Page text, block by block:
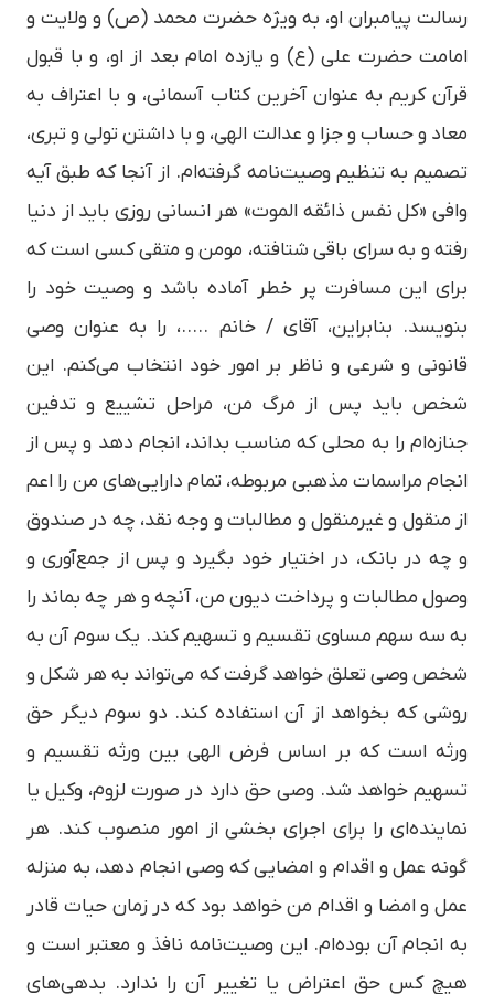
رسالت پیامبران او، به ویژه حضرت محمد (ص) و ولایت و
امامت حضرت علی (ع) و یازده امام بعد از او، و با قبول
قرآن کریم به عنوان آخرین کتاب آسمانی، و با اعتراف به
معاد و حساب و جزا و عدالت الهی، و با داشتن تولی و تبری،
تصمیم به تنظیم وصیت‌نامه گرفته‌ام. از آنجا که طبق آیه
وافی «کل نفس ذائقه الموت» هر انسانی روزی باید از دنیا
رفته و به سرای باقی شتافته، مومن و متقی کسی است که
برای این مسافرت پر خطر آماده باشد و وصیت خود را
بنویسد. بنابراین، آقای / خانم …..، را به عنوان وصی
قانونی و شرعی و ناظر بر امور خود انتخاب می‌کنم. این
شخص باید پس از مرگ من، مراحل تشییع و تدفین
جنازه‌ام را به محلی که مناسب بداند، انجام دهد و پس از
انجام مراسمات مذهبی مربوطه، تمام دارایی‌های من را اعم
از منقول و غیرمنقول و مطالبات و وجه نقد، چه در صندوق
و چه در بانک، در اختیار خود بگیرد و پس از جمع‌آوری و
وصول مطالبات و پرداخت دیون من، آنچه و هر چه بماند را
به سه سهم مساوی تقسیم و تسهیم کند. یک سوم آن به
شخص وصی تعلق خواهد گرفت که می‌تواند به هر شکل و
روشی که بخواهد از آن استفاده کند. دو سوم دیگر حق
ورثه است که بر اساس فرض الهی بین ورثه تقسیم و
تسهیم خواهد شد. وصی حق دارد در صورت لزوم، وکیل یا
نماینده‌ای را برای اجرای بخشی از امور منصوب کند. هر
گونه عمل و اقدام و امضایی که وصی انجام دهد، به منزله
عمل و امضا و اقدام من خواهد بود که در زمان حیات قادر
به انجام آن بوده‌ام. این وصیت‌نامه نافذ و معتبر است و
هیچ کس حق اعتراض یا تغییر آن را ندارد. بدهی‌های